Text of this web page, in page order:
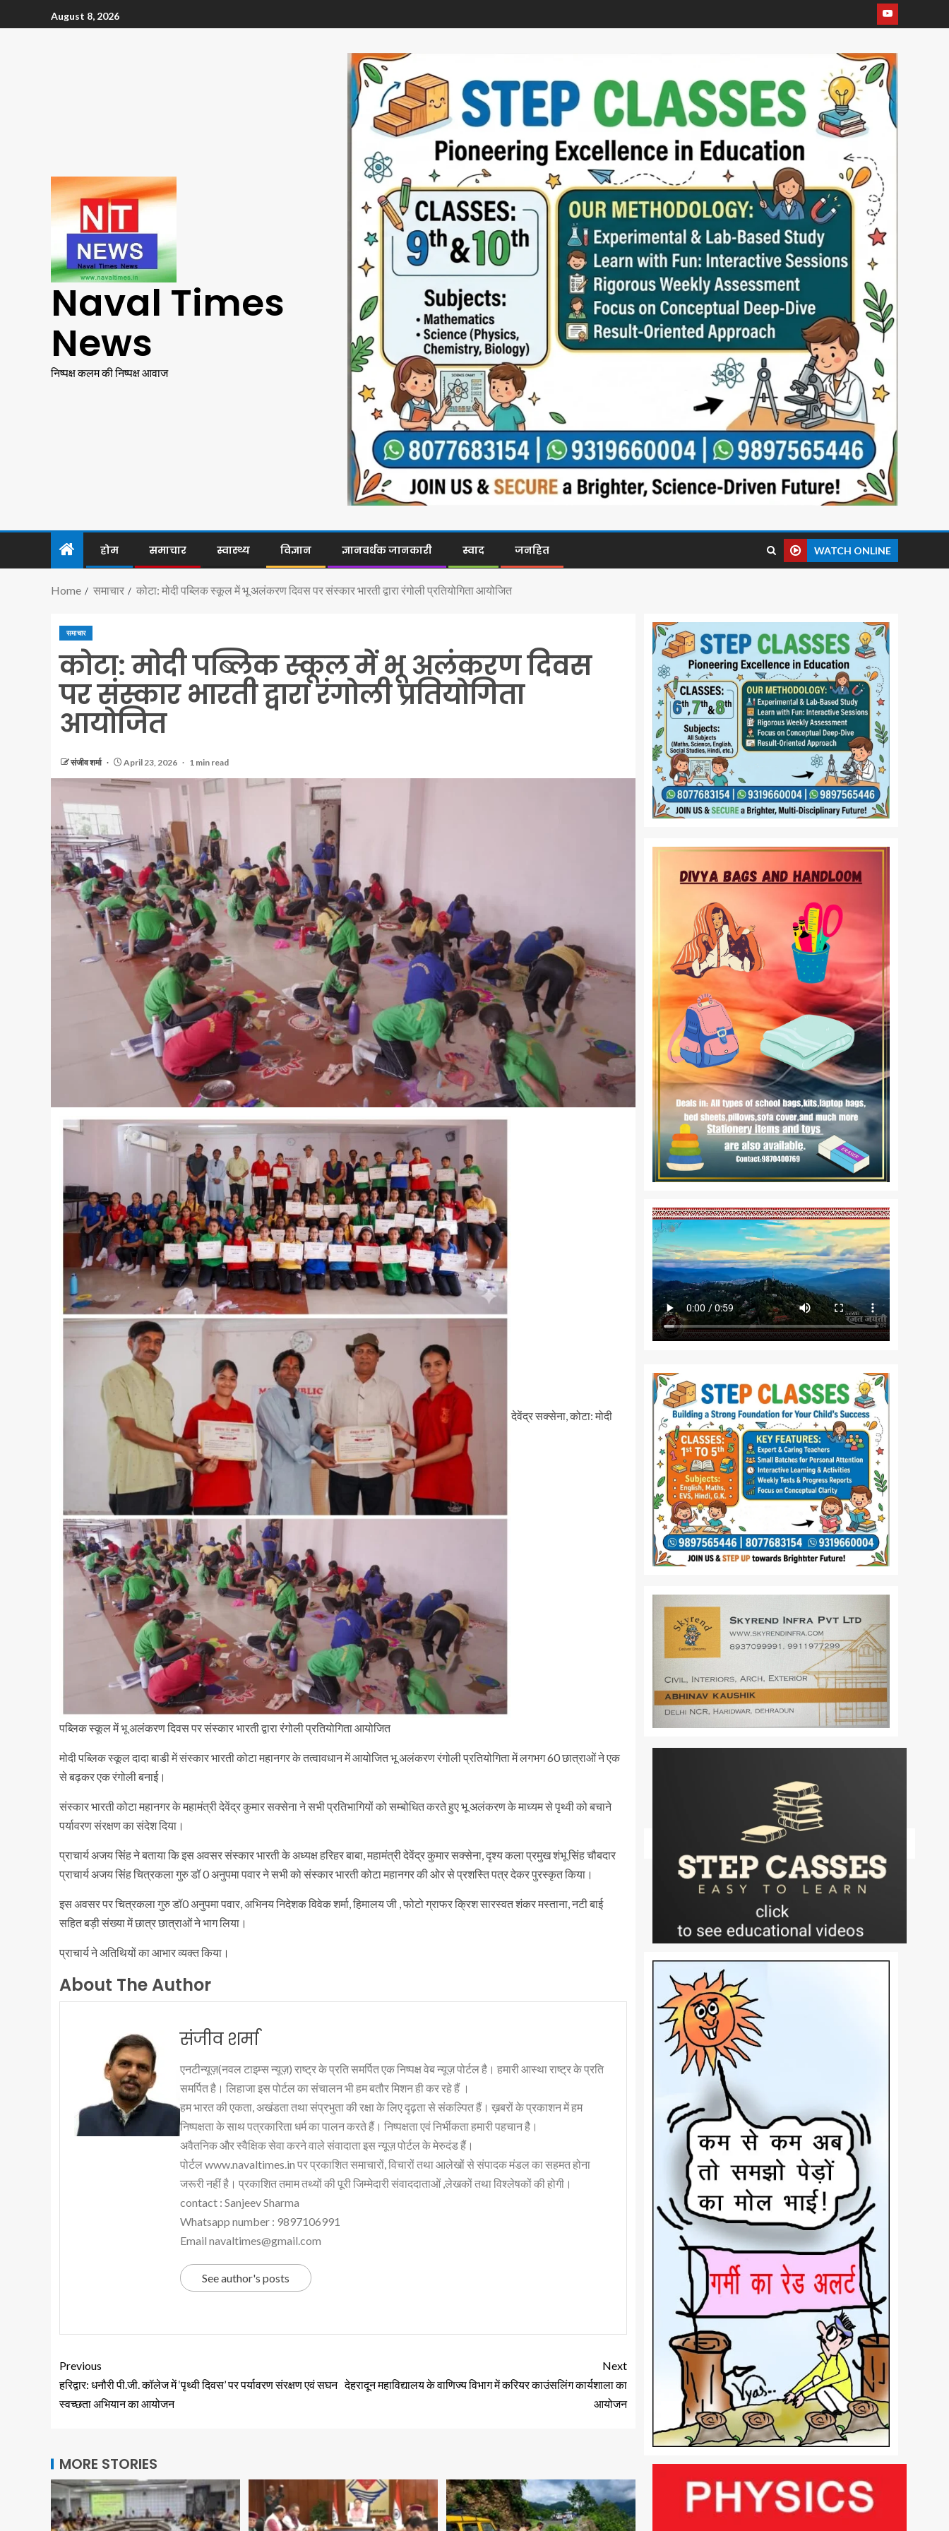
August 8, 2026
Naval Times
News
निष्पक्ष कलम की निष्पक्ष आवाज
होम समाचार स्वास्थ्य विज्ञान ज्ञानवर्धक जानकारी स्वाद जनहित WATCH ONLINE
Home समाचार कोटा: मोदी पब्लिक स्कूल में भू अलंकरण दिवस पर संस्कार भारती द्वारा रंगोली प्रतियोगिता आयोजित
समाचार
कोटा: मोदी पब्लिक स्कूल में भू अलंकरण दिवस
पर संस्कार भारती द्वारा रंगोली प्रतियोगिता
आयोजित
संजीव शर्मा April 23, 2026 1 min read
देवेंद्र सक्सेना, कोटा: मोदी
पब्लिक स्कूल में भू अलंकरण दिवस पर संस्कार भारती द्वारा रंगोली प्रतियोगिता आयोजित
मोदी पब्लिक स्कूल दादा बाडी में संस्कार भारती कोटा महानगर के तत्वावधान में आयोजित भू अलंकरण रंगोली प्रतियोगिता में लगभग 60 छात्राओं ने एक
से बढ़कर एक रंगोली बनाई।
संस्कार भारती कोटा महानगर के महामंत्री देवेंद्र कुमार सक्सेना ने सभी प्रतिभागियों को सम्बोधित करते हुए भू अलंकरण के माध्यम से पृथ्वी को बचाने
पर्यावरण संरक्षण का संदेश दिया।
प्राचार्य अजय सिंह ने बताया कि इस अवसर संस्कार भारती के अध्यक्ष हरिहर बाबा, महामंत्री देवेंद्र कुमार सक्सेना, दृश्य कला प्रमुख शंभू सिंह चौबदार
प्राचार्य अजय सिंह चित्रकला गुरु डॉ 0 अनुपमा पवार ने सभी को संस्कार भारती कोटा महानगर की ओर से प्रशस्ति पत्र देकर पुरस्कृत किया।
इस अवसर पर चित्रकला गुरु डॉ0 अनुपमा पवार, अभिनय निदेशक विवेक शर्मा, हिमालय जी , फोटो ग्राफर क्रिश सारस्वत शंकर मस्ताना, नटी बाई
सहित बड़ी संख्या में छात्र छात्राओं ने भाग लिया।
प्राचार्य ने अतिथियों का आभार व्यक्त किया।
About The Author
संजीव शर्मा
एनटीन्यूज़(नवल टाइम्स न्यूज़) राष्ट्र के प्रति समर्पित एक निष्पक्ष वेब न्यूज़ पोर्टल है। हमारी आस्था राष्ट्र के प्रति
समर्पित है। लिहाजा इस पोर्टल का संचालन भी हम बतौर मिशन ही कर रहे हैं ।
हम भारत की एकता, अखंडता तथा संप्रभुता की रक्षा के लिए दृढ़ता से संकल्पित हैं। ख़बरों के प्रकाशन में हम
निष्पक्षता के साथ पत्रकारिता धर्म का पालन करते हैं। निष्पक्षता एवं निर्भीकता हमारी पहचान है।
अवैतनिक और स्वैक्षिक सेवा करने वाले संवादाता इस न्यूज़ पोर्टल के मेरुदंड हैं।
पोर्टल www.navaltimes.in पर प्रकाशित समाचारों, विचारों तथा आलेखों से संपादक मंडल का सहमत होना
जरूरी नहीं है। प्रकाशित तमाम तथ्यों की पूरी जिम्मेदारी संवाददाताओं ,लेखकों तथा विश्लेषकों की होगी।
contact : Sanjeev Sharma
Whatsapp number : 9897106991
Email navaltimes@gmail.com
See author's posts
Previous
हरिद्वार: धनौरी पी.जी. कॉलेज में ‘पृथ्वी दिवस’ पर पर्यावरण संरक्षण एवं सघन
स्वच्छता अभियान का आयोजन
Next
देहरादून महाविद्यालय के वाणिज्य विभाग में करियर काउंसलिंग कार्यशाला का
आयोजन
MORE STORIES